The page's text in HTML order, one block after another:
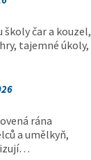
čar a kouzel,
tajemné úkoly,
rána
a umělkyň,